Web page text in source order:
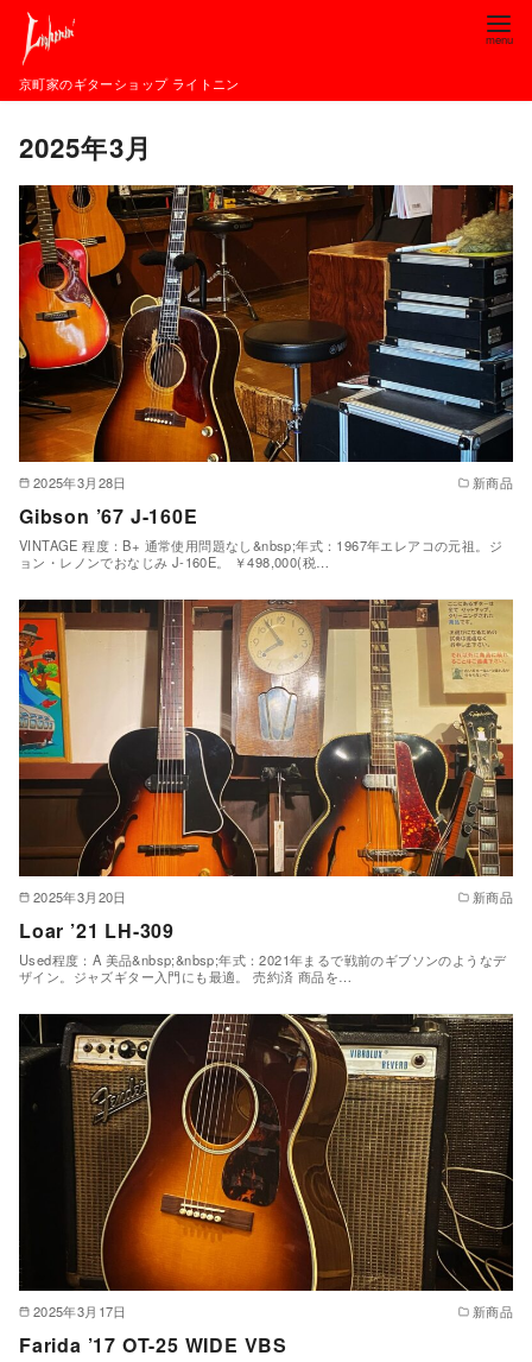
京町家のギターショップ ライトニン
2025年3月
2025年3月28日 新商品
Gibson ’67 J-160E
VINTAGE 程度：B+ 通常使用問題なし&nbsp;年式：1967年エレアコの元祖。ジ
ョン・レノンでおなじみ J-160E。 ￥498,000(税…
2025年3月20日 新商品
Loar ’21 LH-309
Used程度：A 美品&nbsp;&nbsp;年式：2021年まるで戦前のギブソンのようなデ
ザイン。ジャズギター入門にも最適。 売約済 商品を…
2025年3月17日 新商品
Farida ’17 OT-25 WIDE VBS